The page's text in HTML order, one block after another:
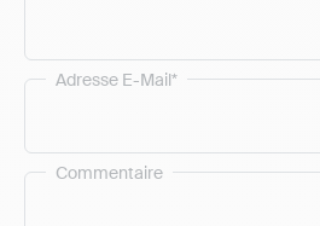
Commentaire
Adresse E-Mail*